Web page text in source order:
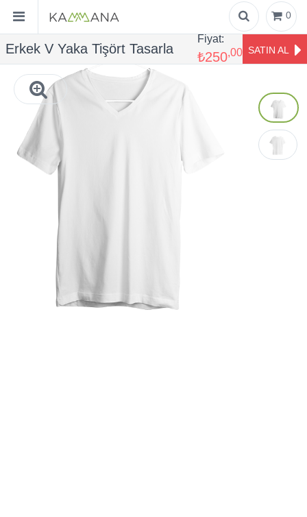
0
Erkek V Yaka Tişört Tasarla
Fiyat:
₺250,00 SATIN AL